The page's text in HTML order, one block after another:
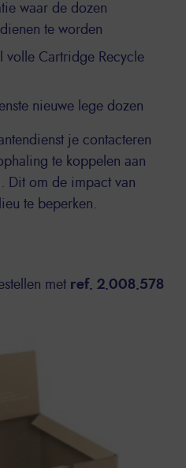
waar de dozen
te worden
volle Cartridge Recycle
nieuwe lege dozen
je contacteren
te koppelen aan
Dit om de impact van
te beperken.
met ref. 2.008.578